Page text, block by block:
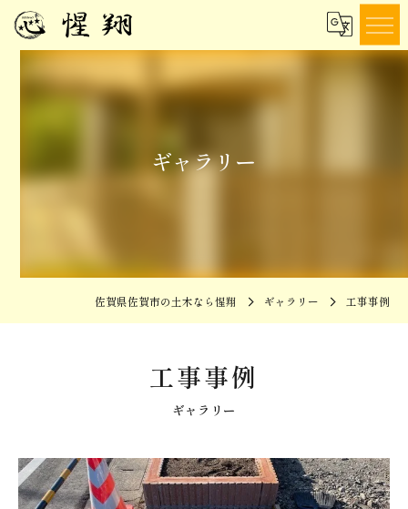
ギャラリー
佐賀県佐賀市の土木なら惺翔 ギャラリー 工事事例
ギャラリー
工事事例